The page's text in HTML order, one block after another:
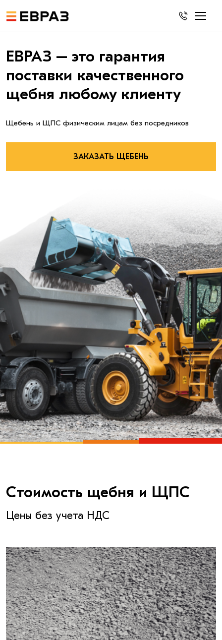
ЕВРАЗ – это гарантия
поставки качественного
щебня любому клиенту
Щебень и ЩПС физическим лицам без посредников
ЗАКАЗАТЬ ЩЕБЕНЬ
Стоимость щебня и ЩПС
Цены без учета НДС